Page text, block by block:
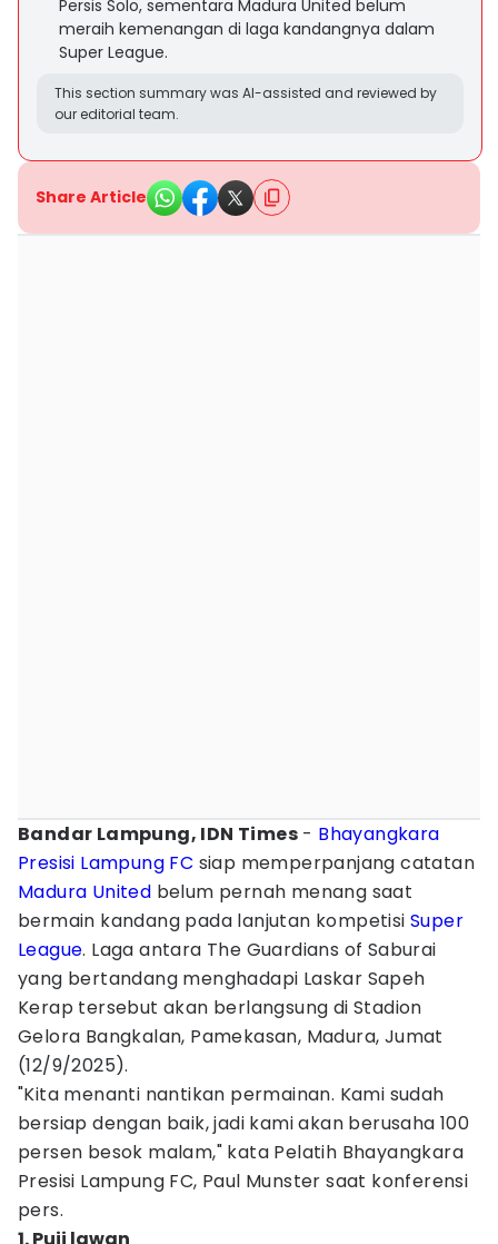
Persis Solo, sementara Madura United belum
meraih kemenangan di laga kandangnya dalam
Super League.
This section summary was AI-assisted and reviewed by
our editorial team.
Share Article
Bandar Lampung, IDN Times - Bhayangkara
Presisi Lampung FC siap memperpanjang catatan
Madura United belum pernah menang saat
bermain kandang pada lanjutan kompetisi Super
League. Laga antara The Guardians of Saburai
yang bertandang menghadapi Laskar Sapeh
Kerap tersebut akan berlangsung di Stadion
Gelora Bangkalan, Pamekasan, Madura, Jumat
(12/9/2025).
"Kita menanti nantikan permainan. Kami sudah
bersiap dengan baik, jadi kami akan berusaha 100
persen besok malam," kata Pelatih Bhayangkara
Presisi Lampung FC, Paul Munster saat konferensi
pers.